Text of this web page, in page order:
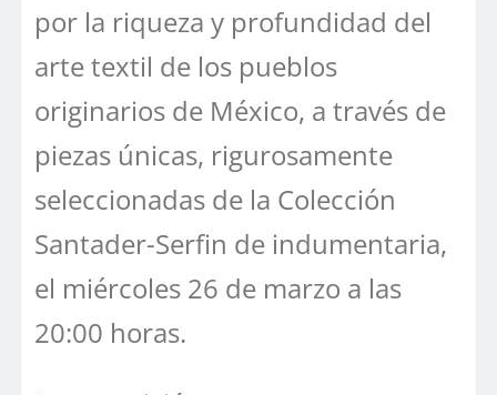
por la riqueza y profundidad del
arte textil de los pueblos
originarios de México, a través de
piezas únicas, rigurosamente
seleccionadas de la Colección
Santader-Serfin de indumentaria,
el miércoles 26 de marzo a las
20:00 horas.